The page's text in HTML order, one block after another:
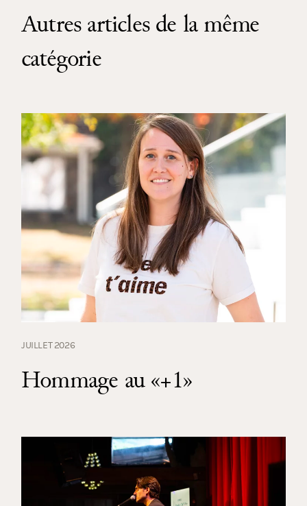
Autres articles de la même
catégorie
JUILLET 2026
Hommage au «+1»